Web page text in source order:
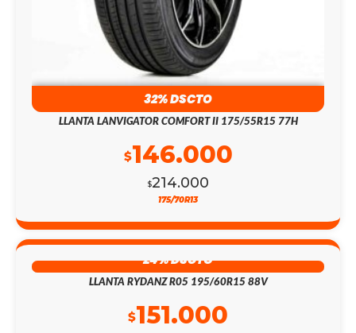
32% DSCTO
LLANTA LANVIGATOR COMFORT II 175/55R15 77H
$214.000
$146.000
175/70R13
24% DSCTO
LLANTA RYDANZ R05 195/60R15 88V
$151.000